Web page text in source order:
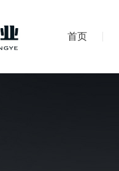
首页